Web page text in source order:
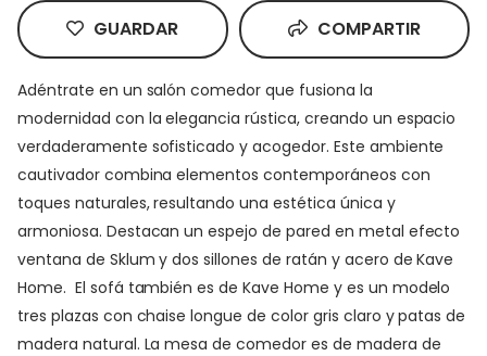
GUARDAR COMPARTIR
Adéntrate en un salón comedor que fusiona la
modernidad con la elegancia rústica, creando un espacio
verdaderamente sofisticado y acogedor. Este ambiente
cautivador combina elementos contemporáneos con
toques naturales, resultando una estética única y
armoniosa. Destacan un espejo de pared en metal efecto
ventana de Sklum y dos sillones de ratán y acero de Kave
Home. El sofá también es de Kave Home y es un modelo
tres plazas con chaise longue de color gris claro y patas de
madera natural. La mesa de comedor es de madera de